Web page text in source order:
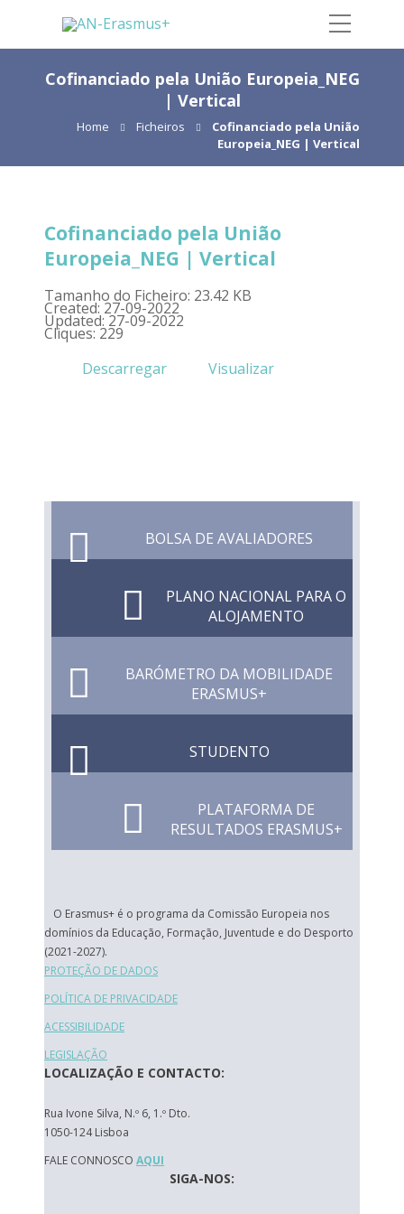
Cofinanciado pela União Europeia_NEG
| Vertical
Home Ficheiros
Cofinanciado pela União
Europeia_NEG | Vertical
Cofinanciado pela União
Europeia_NEG | Vertical
Tamanho do Ficheiro: 23.42 KB
Created: 27-09-2022
Updated: 27-09-2022
Cliques: 229
Descarregar
Visualizar
BOLSA DE AVALIADORES
PLANO NACIONAL PARA O
ALOJAMENTO
BARÓMETRO DA MOBILIDADE
ERASMUS+
STUDENTO
PLATAFORMA DE
RESULTADOS ERASMUS+
O Erasmus+ é o programa da Comissão Europeia nos
domínios da Educação, Formação, Juventude e do Desporto
(2021-2027).
PROTEÇÃO DE DADOS
POLÍTICA DE PRIVACIDADE
ACESSIBILIDADE
LEGISLAÇÃO
LOCALIZAÇÃO E CONTACTO:
Rua Ivone Silva, N.º 6, 1.º Dto.
1050-124 Lisboa
FALE CONNOSCO AQUI
SIGA-NOS: